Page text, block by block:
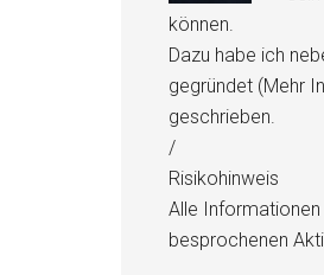
können.
Dazu habe ich
gegründet (Mehr
geschrieben.
/
Risikohinweis
Alle Informationen
besprochenen